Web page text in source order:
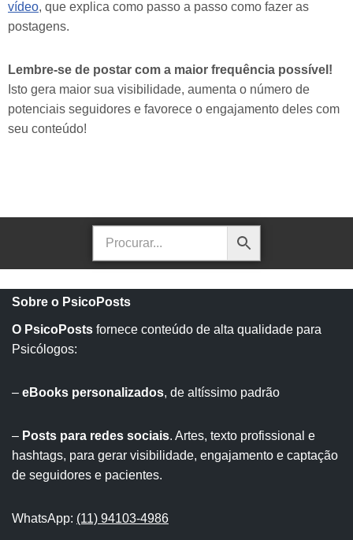
vídeo, que explica como passo a passo como fazer as
postagens.
Lembre-se de postar com a maior frequência possível!
Isto gera maior sua visibilidade, aumenta o número de
potenciais seguidores e favorece o engajamento deles com
seu conteúdo!
Sobre o PsicoPosts
O PsicoPosts fornece conteúdo de alta qualidade para
Psicólogos:
– eBooks personalizados, de altíssimo padrão
– Posts para redes sociais. Artes, texto profissional e
hashtags, para gerar visibilidade, engajamento e captação
de seguidores e pacientes.
WhatsApp: (11) 94103-4986